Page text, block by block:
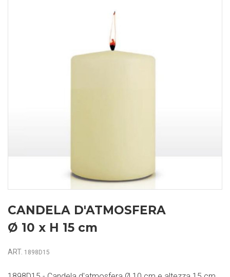
CANDELA D'ATMOSFERA
Ø 10 x H 15 cm
ART. 1898D15